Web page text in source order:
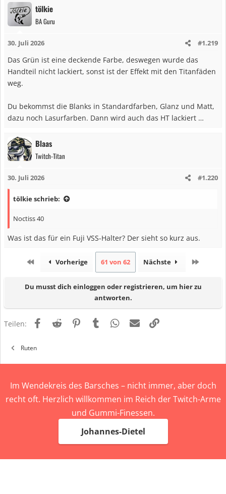
tölkie
BA Guru
30. Juli 2026 #1.219
Das Grün ist eine deckende Farbe, deswegen wurde das
Handteil nicht lackiert, sonst ist der Effekt mit den Titanfäden
weg.
Du bekommst die Blanks in Standardfarben, Glanz und Matt,
dazu noch Lasurfarben. Dann wird auch das HT lackiert …
Blaas
Twitch-Titan
30. Juli 2026 #1.220
tölkie schrieb:
Noctiss 40
Was ist das für ein Fuji VSS-Halter? Der sieht so kurz aus.
Erste Vorherige 61 von 62 Nächste
Du musst dich einloggen oder registrieren, um hier zu
antworten.
Teilen: FacebookReddit PinterestTumblr WhatsApp
E-Mail
Ruten
Im Wendekreis des Barsches – nicht immer, aber doch
recht oft. Herzlich willkommen im Reich der Twitch-Arme
und Gummi-Finessen.
Johannes-Dietel